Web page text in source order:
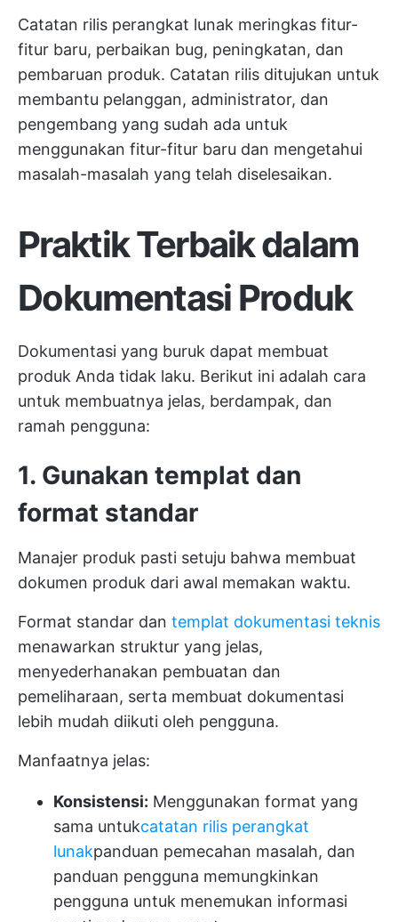
Catatan rilis perangkat lunak meringkas fitur-
fitur baru, perbaikan bug, peningkatan, dan
pembaruan produk. Catatan rilis ditujukan untuk
membantu pelanggan, administrator, dan
pengembang yang sudah ada untuk
menggunakan fitur-fitur baru dan mengetahui
masalah-masalah yang telah diselesaikan.
Praktik Terbaik dalam
Dokumentasi Produk
Dokumentasi yang buruk dapat membuat
produk Anda tidak laku. Berikut ini adalah cara
untuk membuatnya jelas, berdampak, dan
ramah pengguna:
1. Gunakan templat dan
format standar
Manajer produk pasti setuju bahwa membuat
dokumen produk dari awal memakan waktu.
Format standar dan templat dokumentasi teknis
menawarkan struktur yang jelas,
menyederhanakan pembuatan dan
pemeliharaan, serta membuat dokumentasi
lebih mudah diikuti oleh pengguna.
Manfaatnya jelas:
Konsistensi: Menggunakan format yang
sama untukcatatan rilis perangkat
lunakpanduan pemecahan masalah, dan
panduan pengguna memungkinkan
pengguna untuk menemukan informasi